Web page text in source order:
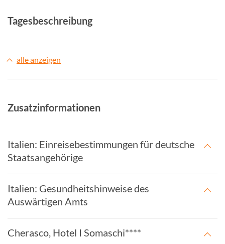
Tagesbeschreibung
alle anzeigen
Zusatzinformationen
Italien: Einreisebestimmungen für deutsche
Staatsangehörige
Italien: Gesundheitshinweise des
Auswärtigen Amts
Cherasco, Hotel I Somaschi****